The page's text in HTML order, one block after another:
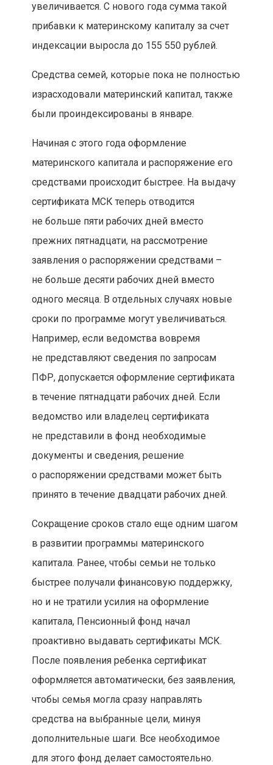
увеличивается. С нового года сумма такой
прибавки к материнскому капиталу за счет
индексации выросла до 155 550 рублей.
Средства семей, которые пока не полностью
израсходовали материнский капитал, также
были проиндексированы в январе.
Начиная с этого года оформление
материнского капитала и распоряжение его
средствами происходит быстрее. На выдачу
сертификата МСК теперь отводится
не больше пяти рабочих дней вместо
прежних пятнадцати, на рассмотрение
заявления о распоряжении средствами –
не больше десяти рабочих дней вместо
одного месяца. В отдельных случаях новые
сроки по программе могут увеличиваться.
Например, если ведомства вовремя
не представляют сведения по запросам
ПФР, допускается оформление сертификата
в течение пятнадцати рабочих дней. Если
ведомство или владелец сертификата
не представили в фонд необходимые
документы и сведения, решение
о распоряжении средствами может быть
принято в течение двадцати рабочих дней.
Сокращение сроков стало еще одним шагом
в развитии программы материнского
капитала. Ранее, чтобы семьи не только
быстрее получали финансовую поддержку,
но и не тратили усилия на оформление
капитала, Пенсионный фонд начал
проактивно выдавать сертификаты МСК.
После появления ребенка сертификат
оформляется автоматически, без заявления,
чтобы семья могла сразу направлять
средства на выбранные цели, минуя
дополнительные шаги. Все необходимое
для этого фонд делает самостоятельно.